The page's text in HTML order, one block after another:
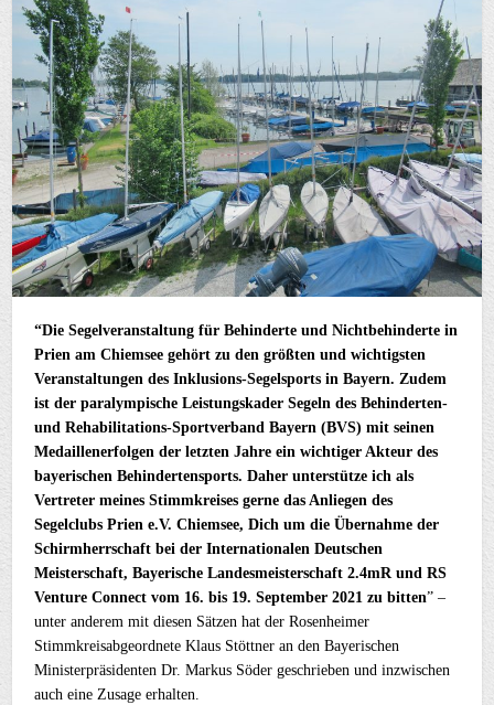
“Die Segelveranstaltung für Behinderte und Nichtbehinderte in
Prien am Chiemsee gehört zu den größten und wichtigsten
Veranstaltungen des Inklusions-Segelsports in Bayern. Zudem
ist der paralympische Leistungskader Segeln des Behinderten-
und Rehabilitations-Sportverband Bayern (BVS) mit seinen
Medaillenerfolgen der letzten Jahre ein wichtiger Akteur des
bayerischen Behindertensports. Daher unterstütze ich als
Vertreter meines Stimmkreises gerne das Anliegen des
Segelclubs Prien e.V. Chiemsee, Dich um die Übernahme der
Schirmherrschaft bei der Internationalen Deutschen
Meisterschaft, Bayerische Landesmeisterschaft 2.4mR und RS
Venture Connect vom 16. bis 19. September 2021 zu bitten” –
unter anderem mit diesen Sätzen hat der Rosenheimer
Stimmkreisabgeordnete Klaus Stöttner an den Bayerischen
Ministerpräsidenten Dr. Markus Söder geschrieben und inzwischen
auch eine Zusage erhalten.